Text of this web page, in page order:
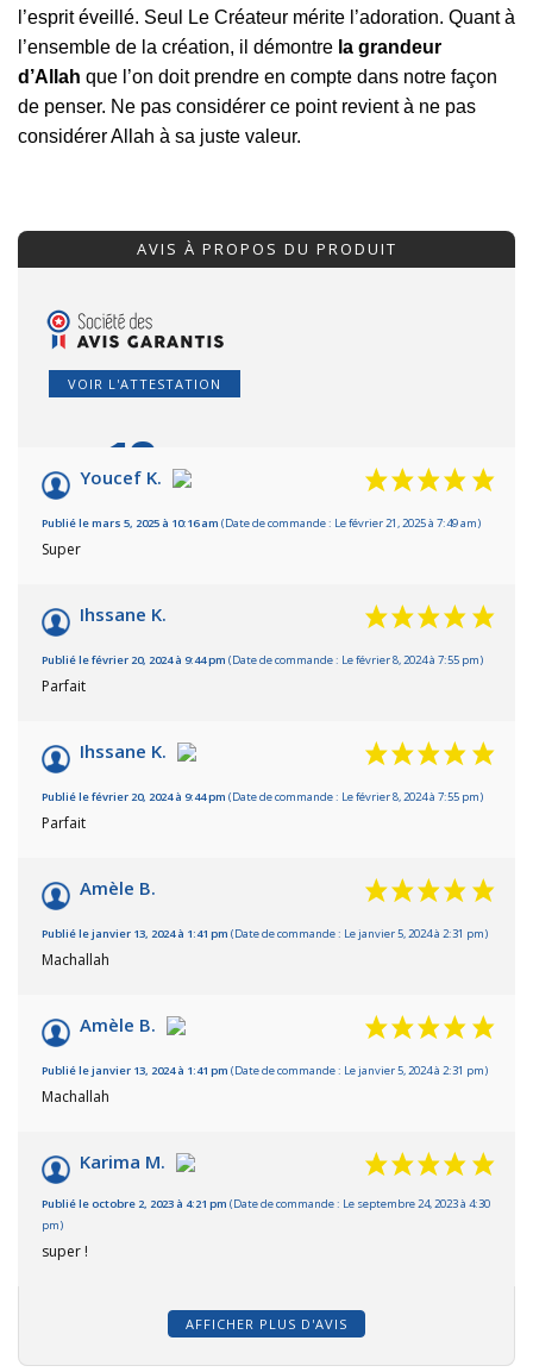
l’esprit éveillé. Seul Le Créateur mérite l’adoration. Quant à
l’ensemble de la création, il démontre la grandeur
d’Allah que l’on doit prendre en compte dans notre façon
de penser. Ne pas considérer ce point revient à ne pas
considérer Allah à sa juste valeur.
AVIS À PROPOS DU PRODUIT
VOIR L'ATTESTATION
10/10
Basé sur 9 avis
Youcef K.
Publié le mars 5, 2025 à 10:16 am (Date de commande : Le février 21, 2025 à 7:49 am)
Super
Ihssane K.
Publié le février 20, 2024 à 9:44 pm (Date de commande : Le février 8, 2024 à 7:55 pm)
Parfait
Ihssane K.
Publié le février 20, 2024 à 9:44 pm (Date de commande : Le février 8, 2024 à 7:55 pm)
Parfait
Amèle B.
Publié le janvier 13, 2024 à 1:41 pm (Date de commande : Le janvier 5, 2024 à 2:31 pm)
Machallah
Amèle B.
Publié le janvier 13, 2024 à 1:41 pm (Date de commande : Le janvier 5, 2024 à 2:31 pm)
Machallah
Karima M.
Publié le octobre 2, 2023 à 4:21 pm (Date de commande : Le septembre 24, 2023 à 4:30
pm)
super !
AFFICHER PLUS D'AVIS